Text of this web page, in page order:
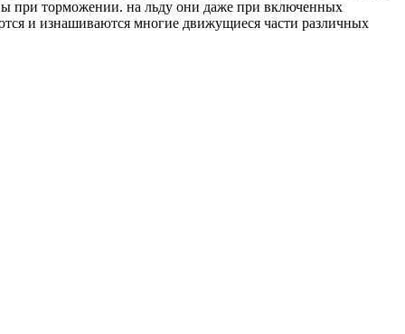
при торможении. на льду они даже при включенных
и изнашиваются многие движущиеся части различных